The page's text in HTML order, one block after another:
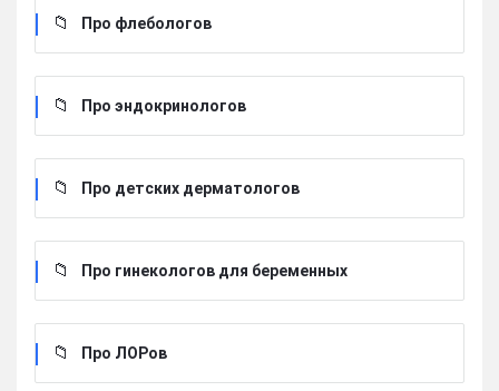
Про флебологов
Про эндокринологов
Про детских дерматологов
Про гинекологов для беременных
Про ЛОРов